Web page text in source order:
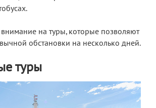
на туры, которые позволяют
обстановки на несколько дней.
туры